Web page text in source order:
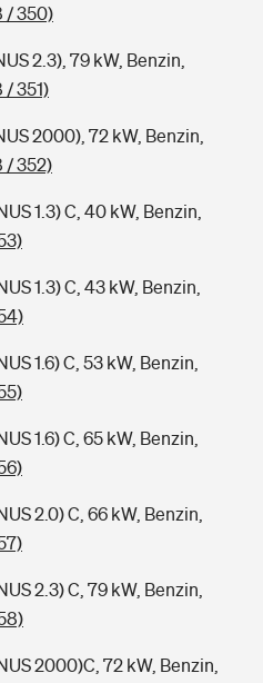
/ 350)
2.3), 79 kW, Benzin,
/ 351)
2000), 72 kW, Benzin,
/ 352)
1.3) C, 40 kW, Benzin,
1.3) C, 43 kW, Benzin,
1.6) C, 53 kW, Benzin,
1.6) C, 65 kW, Benzin,
2.0) C, 66 kW, Benzin,
2.3) C, 79 kW, Benzin,
2000)C, 72 kW, Benzin,